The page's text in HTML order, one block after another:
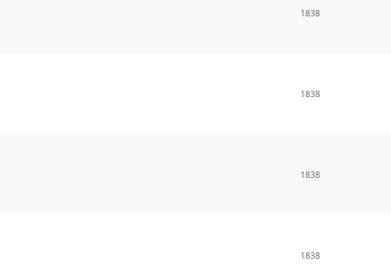
1838
1838
1838
1838